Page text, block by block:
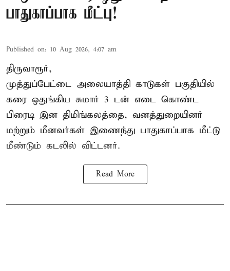
பாதுகாப்பாக மீட்பு!
Published on: 10 Aug 2026, 4:07 am
திருவாரூர்,
முத்துப்பேட்டை அலையாத்தி காடுகள் பகுதியில்
கரை ஒதுங்கிய சுமார் 3 டன் எடை கொண்ட
பிரைடி இன திமிங்கலத்தை, வனத்துறையினர்
மற்றும் மீனவர்கள் இணைந்து பாதுகாப்பாக மீட்டு
மீண்டும் கடலில் விட்டனர்.
Read More